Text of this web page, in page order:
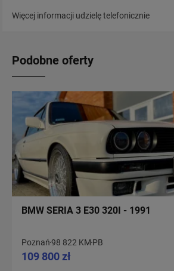
Więcej informacji udzielę telefonicznie
Podobne oferty
BMW SERIA 3 E30 320I - 1991
Poznań98 822 KM PB
109 800 zł